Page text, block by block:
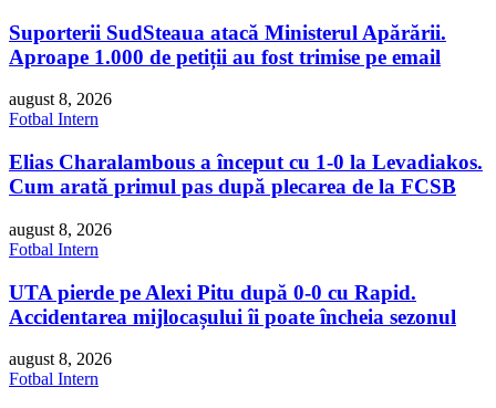
Suporterii SudSteaua atacă Ministerul Apărării.
Aproape 1.000 de petiții au fost trimise pe email
august 8, 2026
Fotbal Intern
Elias Charalambous a început cu 1-0 la Levadiakos.
Cum arată primul pas după plecarea de la FCSB
august 8, 2026
Fotbal Intern
UTA pierde pe Alexi Pitu după 0-0 cu Rapid.
Accidentarea mijlocașului îi poate încheia sezonul
august 8, 2026
Fotbal Intern